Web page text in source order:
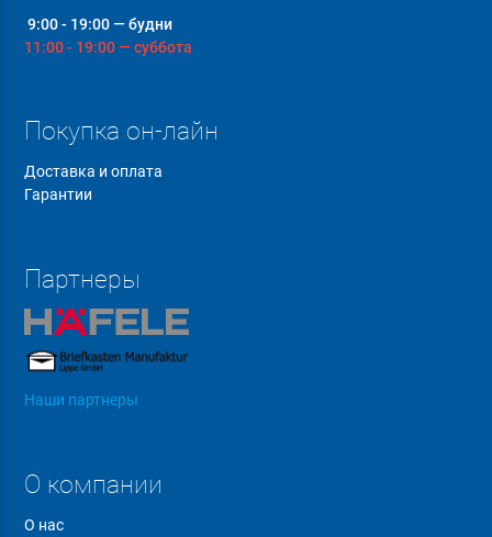
9:00 - 19:00 — будни
11:00 - 19:00 — суббота
Покупка он-лайн
Доставка и оплата
Гарантии
Партнеры
Наши партнеры
О компании
О нас